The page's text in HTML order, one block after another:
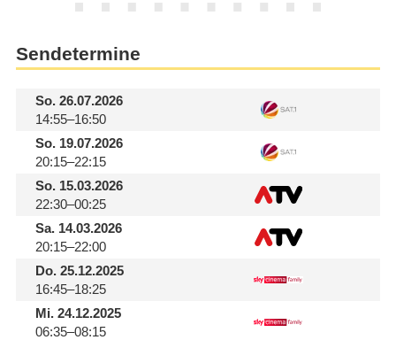
Sendetermine
So.26.07.2026
14:55–16:50
So.19.07.2026
20:15–22:15
So.15.03.2026
22:30–00:25
Sa.14.03.2026
20:15–22:00
Do.25.12.2025
16:45–18:25
Mi.24.12.2025
06:35–08:15